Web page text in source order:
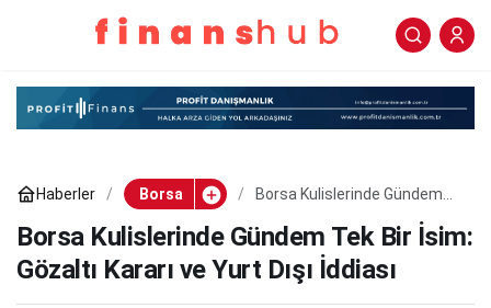
Haberler Borsa
Borsa Kulislerinde Gündem
Yurt Dışı İddiası
Borsa Kulislerinde Gündem Tek Bir İsim:
Gözaltı Kararı ve Yurt Dışı İddiası
Borsa Kulislerinde
Gündem Tek Bir İsim:
0 Paylaş